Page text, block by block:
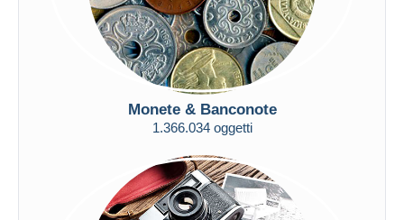
Monete & Banconote
1.366.034 oggetti